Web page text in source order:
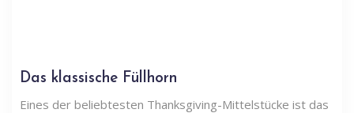
Das klassische Füllhorn
Eines der beliebtesten Thanksgiving-Mittelstücke ist das